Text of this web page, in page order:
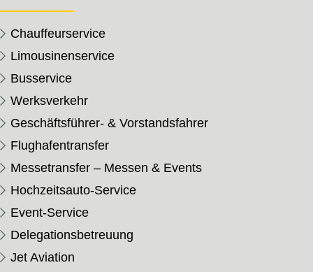
Chauffeurservice
Limousinenservice
Busservice
Werksverkehr
Geschäftsführer- & Vorstandsfahrer
Flughafentransfer
Messetransfer – Messen & Events
Hochzeitsauto-Service
Event-Service
Delegationsbetreuung
Jet Aviation